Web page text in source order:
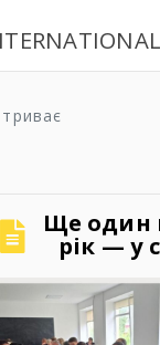
Ще один
рік — у